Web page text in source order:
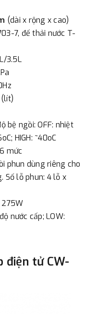
(dài x rộng x cao)
7, đế thải nước T-
3.5L
(lít)
bệ ngồi: OFF: nhiệt
HIGH: ~40oC
mức
phun dùng riêng cho
Số lỗ phun: 4 lỗ x
nước cấp; LOW:
điện tử CW-